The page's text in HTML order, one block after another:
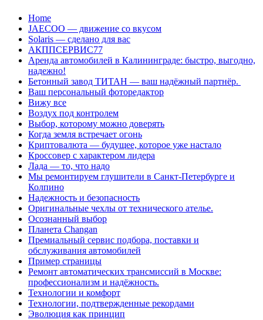
Перейти
содержанию
Home
JAECOO — движение со вкусом
Solaris — сделано для вас
АКППСЕРВИС77
Аренда автомобилей в Калининграде: быстро, выгодно,
надежно!
Бетонный завод ТИТАН — ваш надёжный партнёр.
Ваш персональный фоторедактор
Вижу все
Воздух под контролем
Выбор, которому можно доверять
Когда земля встречает огонь
Криптовалюта — будущее, которое уже настало
Кроссовер с характером лидера
Лада — то, что надо
Мы ремонтируем глушители в Санкт-Петербурге и
Колпино
Надежность и безопасность
Оригинальные чехлы от технического ателье.
Осознанный выбор
Планета Changan
Премиальный сервис подбора, поставки и
обслуживания автомобилей
Пример страницы
Ремонт автоматических трансмиссий в Москве:
профессионализм и надёжность.
Технологии и комфорт
Технологии, подтвержденные рекордами
Эволюция как принцип